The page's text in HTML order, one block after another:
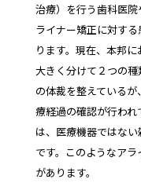
治療）を行う歯科医
ライナー矯正に対す
ります。現在、本邦
大きく分けて２つの
の体裁を整えている
療経過の確認が行わ
は、医療機器ではな
です。このようなア
があります。